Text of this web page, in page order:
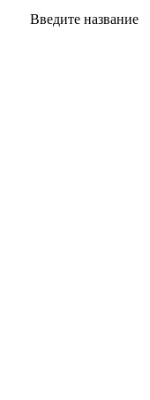
Введите название